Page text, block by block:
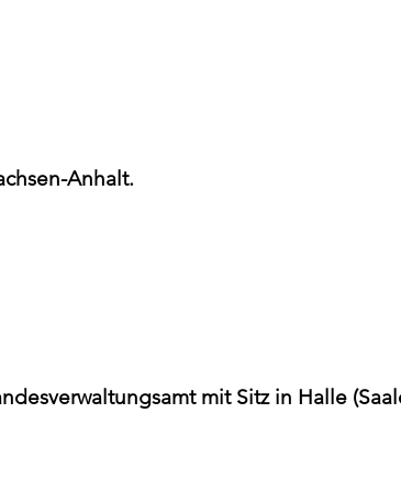
Anhalt.
mit Sitz in Halle